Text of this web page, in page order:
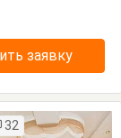
заявку
32